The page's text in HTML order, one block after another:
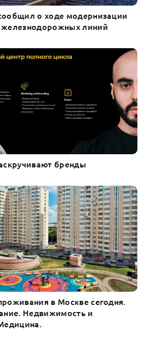
о ходе модернизации
железнодорожных линий
бренды
в Москве сегодня.
Недвижимость и